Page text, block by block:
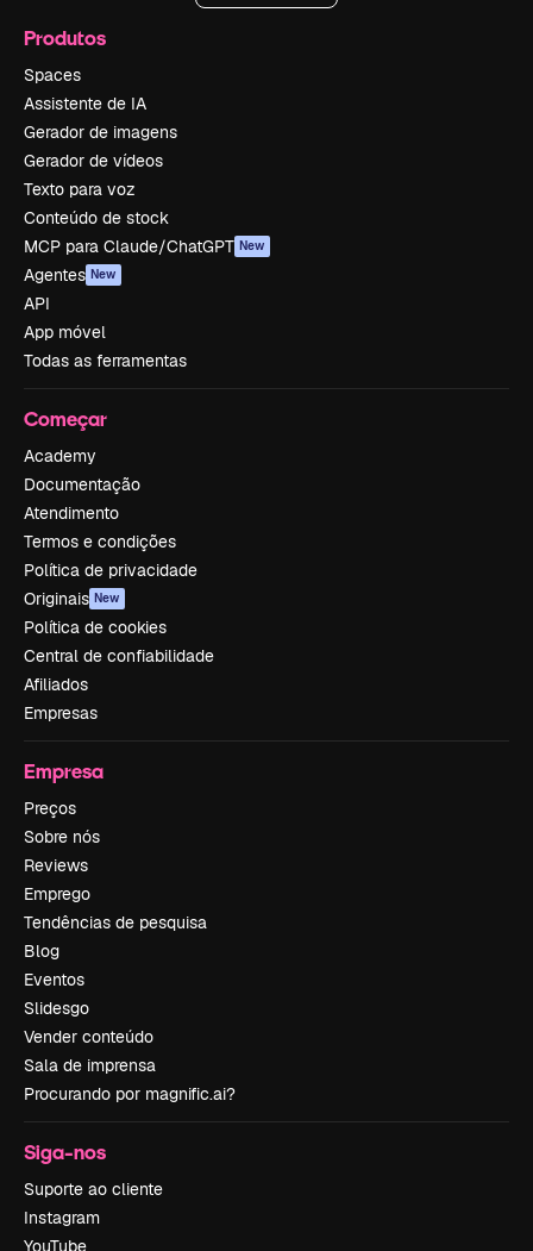
Produtos
Spaces
Assistente de IA
Gerador de imagens
Gerador de vídeos
Texto para voz
Conteúdo de stock
MCP para Claude/ChatGPT New
Agentes New
API
App móvel
Todas as ferramentas
Começar
Academy
Documentação
Atendimento
Termos e condições
Política de privacidade
Originais New
Política de cookies
Central de confiabilidade
Afiliados
Empresas
Empresa
Preços
Sobre nós
Reviews
Emprego
Tendências de pesquisa
Blog
Eventos
Slidesgo
Vender conteúdo
Sala de imprensa
Procurando por magnific.ai?
Siga-nos
Suporte ao cliente
Instagram
YouTube